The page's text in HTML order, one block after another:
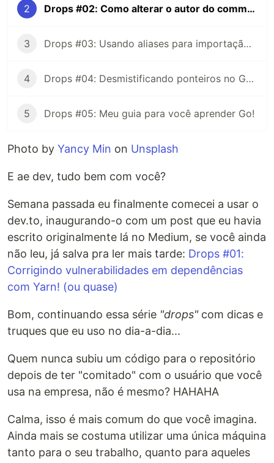
2 Drops #02: Como alterar o autor do commit depois do push
3 Drops #03: Usando aliases para importação de módulos em TypeScript!
4 Drops #04: Desmistificando ponteiros no Golang!
5 Drops #05: Meu guia para você aprender Go!
Photo by Yancy Min on Unsplash
E ae dev, tudo bem com você?
Semana passada eu finalmente comecei a usar o
dev.to, inaugurando-o com um post que eu havia
escrito originalmente lá no Medium, se você ainda
não leu, já salva pra ler mais tarde: Drops #01:
Corrigindo vulnerabilidades em dependências
com Yarn! (ou quase)
Bom, continuando essa série "drops"com dicas e
truques que eu uso no dia-a-dia...
Quem nunca subiu um código para o repositório
depois de ter "comitado" com o usuário que você
usa na empresa, não é mesmo? HAHAHA
Calma, isso é mais comum do que você imagina.
Ainda mais se costuma utilizar uma única máquina
tanto para o seu trabalho, quanto para aqueles